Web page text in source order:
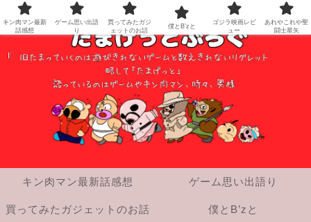
キン肉マン最新話感想 ゲーム思い出語り
買ってみたガジェットのお話 僕とB’zと
キン肉マン最新
話感想
ゲーム思い出語
り
買ってみたガジ
ェットのお話
僕とB’zと
ゴジラ映画レビ
ュー
あれやこれや聖
闘士星矢